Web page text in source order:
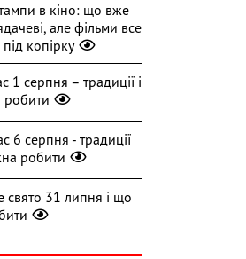
в кіно: що вже
але фільми все
копірку
1 серпня – традиції і
6 серпня - традиції
робити
свято 31 липня і що